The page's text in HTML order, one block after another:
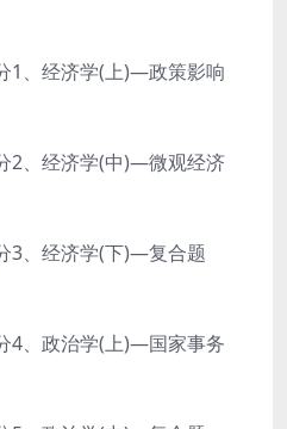
经济学(上)—政策影响
、经济学(中)—微观经济
、经济学(下)—复合题
政治学(上)—国家事务